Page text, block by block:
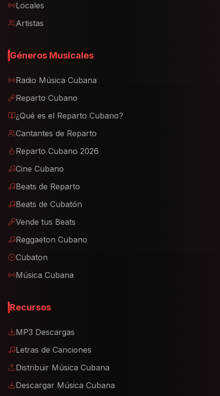
Locales
Artistas
Géneros Musicales
Radio Música Cubana
Reparto Cubano
¿Qué es el Reparto Cubano?
Cantantes de Reparto
Reparto Cubano 2026
Cine Cubano
Beats de Reparto
Beats de Cubatón
Vende tus Beats
Reggaeton Cubano
Cubaton
Música Cubana
Recursos
MP3 Descargas
Letras de Canciones
Distribuir Música Cubana
Descargar Música Cubana